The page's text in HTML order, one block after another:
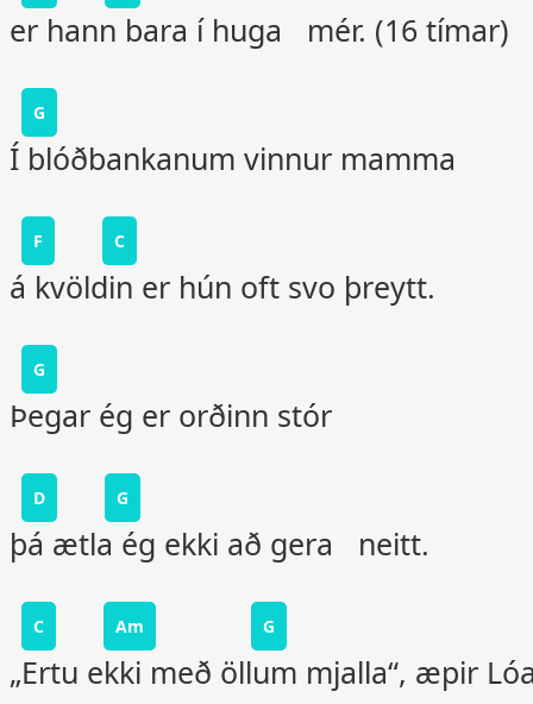
er hann bara í huga mér. (16 tímar)
G
Í blóðbankanum vinnur mamma
F C
á kvöldin er hún oft svo þreytt.
G
Þegar ég er orðinn stór
D G
þá ætla ég ekki að gera neitt.
C Am G
„Ertu ekki með öllum mjalla“, æpir